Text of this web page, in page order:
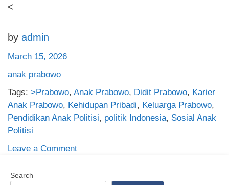
<
by admin
March 15, 2026
anak prabowo
Tags: >Prabowo, Anak Prabowo, Didit Prabowo, Karier
Anak Prabowo, Kehidupan Pribadi, Keluarga Prabowo,
Pendidikan Anak Politisi, politik Indonesia, Sosial Anak
Politisi
Leave a Commenton
Search